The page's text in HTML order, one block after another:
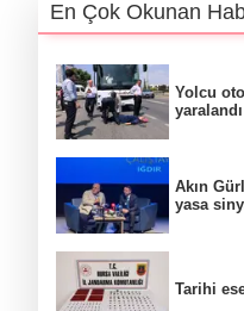
En Çok Okunan
Yolcu
yaralandı
Akın
yasa
Tarihi